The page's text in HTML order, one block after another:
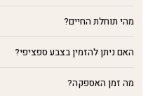
מהי תוחלת החיים?
האם ניתן להזמין בצבע ספציפי?
מה זמן האספקה?